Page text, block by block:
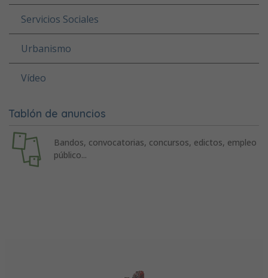
Servicios Sociales
Urbanismo
Vídeo
Tablón de anuncios
Bandos, convocatorias, concursos, edictos, empleo
público...